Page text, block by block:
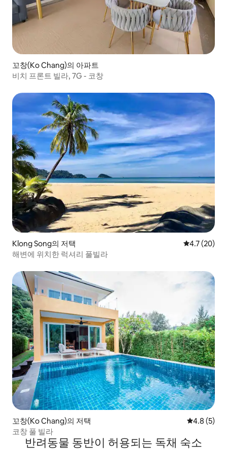
꼬창(Ko Chang)의 아파트
비치 프론트 빌라, 7G - 코창
Klong Song의 저택 평점 4.7점(5
4.7 (20)
해변에 위치한 럭셔리 풀빌라
꼬창(Ko Chang)의 저택 평점 4.8점
4.8 (5)
코창 풀 빌라
반려동물 동반이 허용되는 독채 숙소